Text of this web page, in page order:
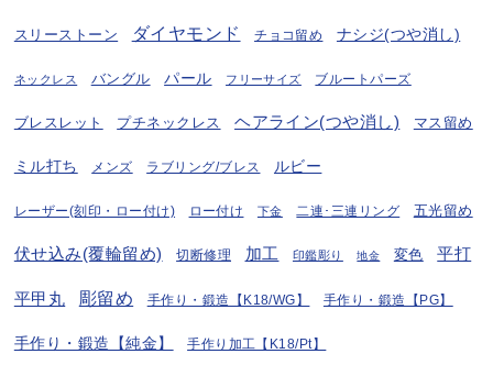
スリーストーン ダイヤモンド チョコ留め ナシジ(つや消し)
ネックレス バングル パール フリーサイズ ブルートパーズ
ブレスレット プチネックレス ヘアライン(つや消し) マス留め
ミル打ち メンズ ラブリング/ブレス ルビー
レーザー(刻印・ロー付け) ロー付け 下金 二連･三連リング 五光留め
伏せ込み(覆輪留め) 切断修理 加工 印鑑彫り 地金 変色 平打
平甲丸 彫留め 手作り・鍛造【K18/WG】 手作り・鍛造【PG】
手作り・鍛造【純金】 手作り加工【K18/Pt】